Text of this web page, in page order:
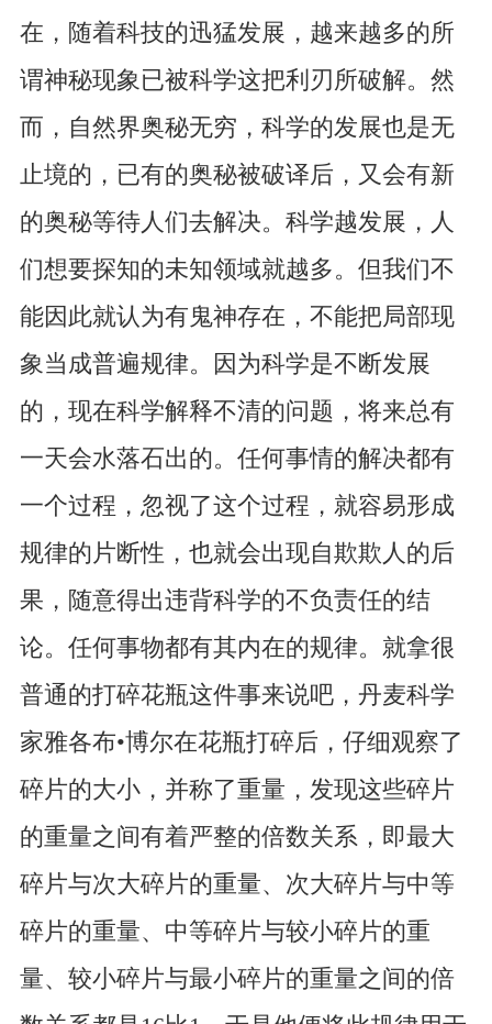
在，随着科技的迅猛发展，越来越多的所
谓神秘现象已被科学这把利刃所破解。然
而，自然界奥秘无穷，科学的发展也是无
止境的，已有的奥秘被破译后，又会有新
的奥秘等待人们去解决。科学越发展，人
们想要探知的未知领域就越多。但我们不
能因此就认为有鬼神存在，不能把局部现
象当成普遍规律。因为科学是不断发展
的，现在科学解释不清的问题，将来总有
一天会水落石出的。任何事情的解决都有
一个过程，忽视了这个过程，就容易形成
规律的片断性，也就会出现自欺欺人的后
果，随意得出违背科学的不负责任的结
论。任何事物都有其内在的规律。就拿很
普通的打碎花瓶这件事来说吧，丹麦科学
家雅各布•博尔在花瓶打碎后，仔细观察了
碎片的大小，并称了重量，发现这些碎片
的重量之间有着严整的倍数关系，即最大
碎片与次大碎片的重量、次大碎片与中等
碎片的重量、中等碎片与较小碎片的重
量、较小碎片与最小碎片的重量之间的倍